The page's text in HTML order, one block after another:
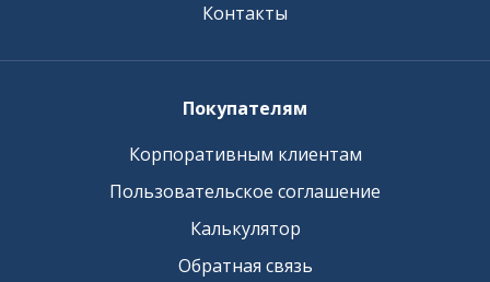
Контакты
Покупателям
Корпоративным клиентам
Пользовательское соглашение
Калькулятор
Обратная связь